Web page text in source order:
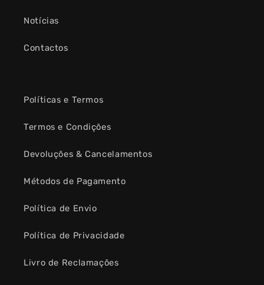
Notícias
Contactos
Políticas e Termos
Termos e Condições
Devoluções & Cancelamentos
Métodos de Pagamento
Política de Envio
Política de Privacidade
Livro de Reclamações